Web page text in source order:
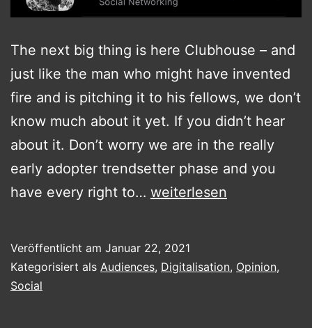
The next big thing is here Clubhouse – and
just like the man who might have invented
fire and is pitching it to his fellows, we don’t
know much about it yet. If you didn’t hear
about it. Don’t worry we are in the really
early adopter trendsetter phase and you
have every right to… Clubhouse
weiterlesen
Veröffentlicht am Januar 22, 2021
Kategorisiert als Audiences, Digitalisation, Opinion,
Social